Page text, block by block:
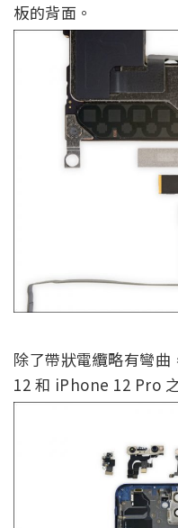
板的背面。
除了帶狀電纜略有彎
12 和 iPhone 12 Pro